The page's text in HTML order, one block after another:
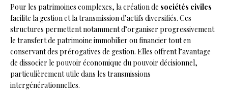
Pour les patrimoines complexes, la création de sociétés civiles
facilite la gestion et la transmission d’actifs diversifiés. Ces
structures permettent notamment d’organiser progressivement
le transfert de patrimoine immobilier ou financier tout en
conservant des prérogatives de gestion. Elles offrent l’avantage
de dissocier le pouvoir économique du pouvoir décisionnel,
particulièrement utile dans les transmissions
intergénérationnelles.